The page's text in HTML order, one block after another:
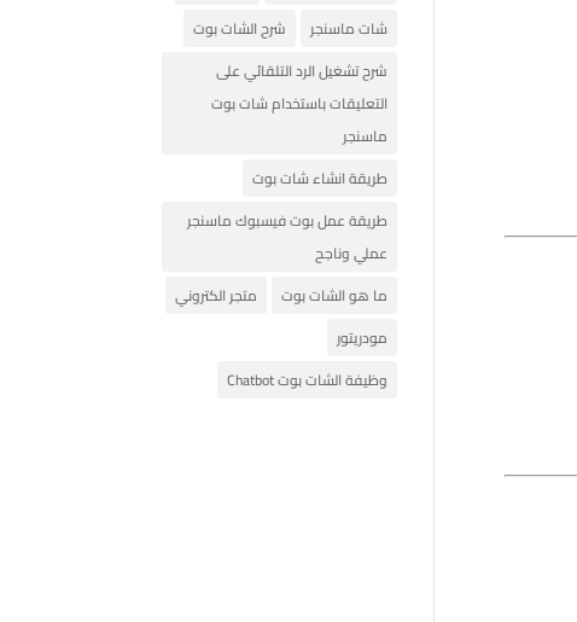
شات ماسنجر
شرح الشات بوت
شرح تشغيل الرد التلقائي على
التعليقات باستخدام شات بوت
ماسنجر
طريقة انشاء شات بوت
طريقة عمل بوت فيسبوك ماسنجر
عملي وناجح
ما هو الشات بوت
متجر الكتروني
مودريتور
وظيفة الشات بوت Chatbot